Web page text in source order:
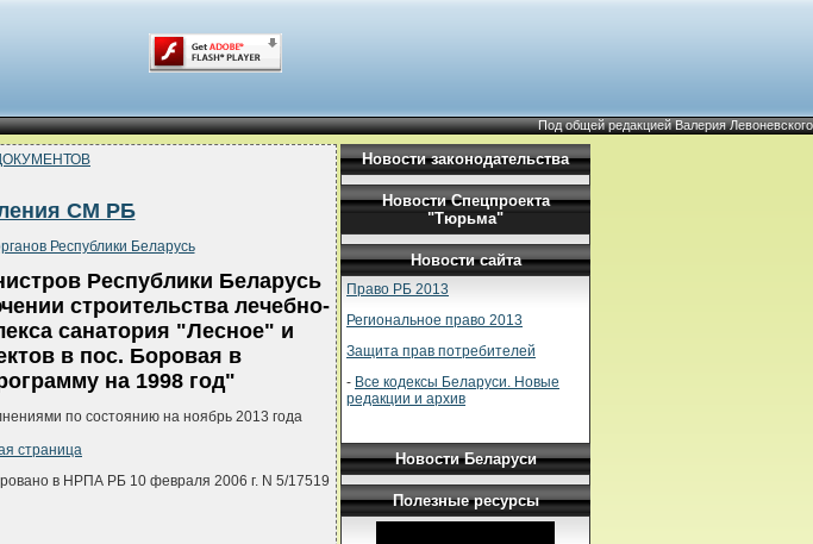
Под общей редакцией Валерия Левоневского
СМ РБ
Республики Беларусь
Республики Беларусь
строительства лечебно-
санатория "Лесное" и
в пос. Боровая в
на 1998 год"
по состоянию на ноябрь 2013 года
страница
в НРПА РБ 10 февраля 2006 г. N 5/17519
Новости законодательства
Новости Спецпроекта
"Тюрьма"
Новости сайта
Право РБ 2013
Региональное право 2013
Защита прав потребителей
- Все кодексы Беларуси. Новые
редакции и архив
Новости Беларуси
Полезные ресурсы